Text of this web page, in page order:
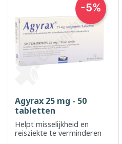
Agyrax 25 mg - 50
tabletten
Helpt misselijkheid en
reisziekte te verminderen
-5%